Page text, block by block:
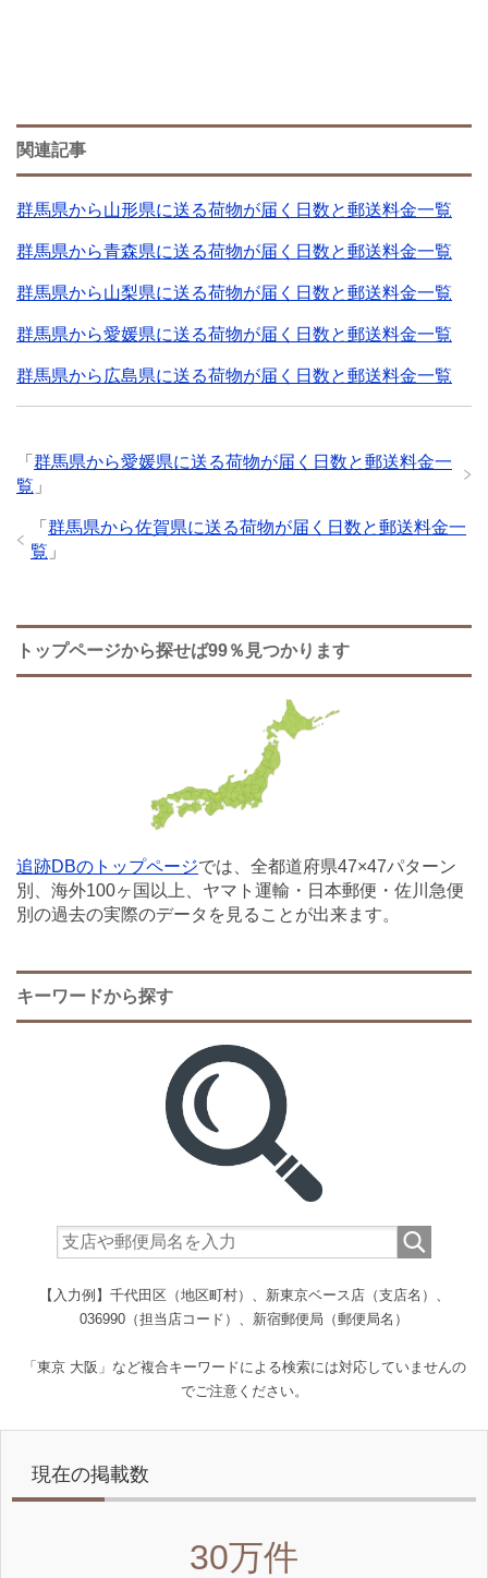
関連記事
群馬県から山形県に送る荷物が届く日数と郵送料金一覧
群馬県から青森県に送る荷物が届く日数と郵送料金一覧
群馬県から山梨県に送る荷物が届く日数と郵送料金一覧
群馬県から愛媛県に送る荷物が届く日数と郵送料金一覧
群馬県から広島県に送る荷物が届く日数と郵送料金一覧
「 群馬県から愛媛県に送る荷物が届く日数と郵送料金一
覧 」
「 群馬県から佐賀県に送る荷物が届く日数と郵送料金一
覧 」
トップページから探せば99％見つかります
追跡DBのトップページでは、全都道府県47×47パターン
別、海外100ヶ国以上、ヤマト運輸・日本郵便・佐川急便
別の過去の実際のデータを見ることが出来ます。
キーワードから探す
【入力例】千代田区（地区町村）、新東京ベース店（支店名）、
036990（担当店コード）、新宿郵便局（郵便局名）
「東京 大阪」など複合キーワードによる検索には対応していませんの
でご注意ください。
現在の掲載数
30万件